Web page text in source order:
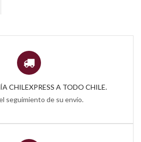
CHILEXPRESS A TODO CHILE.
seguimiento de su envío.